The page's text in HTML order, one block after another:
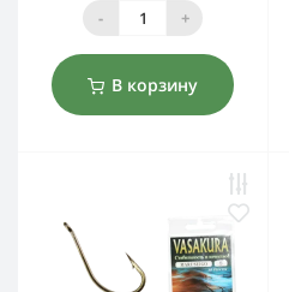
- +
В корзину